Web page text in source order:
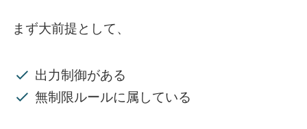
まず大前提として、
出力制御がある
無制限ルールに属している